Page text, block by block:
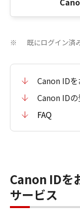
※ 既にログイン済
Canon ID
Canon ID
FAQ
Canon IDを
サービス